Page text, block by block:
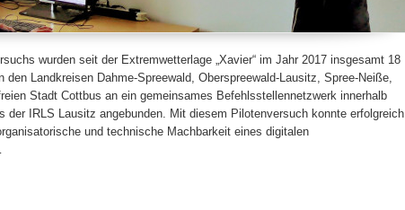
wurden seit der Extremwetterlage „Xavier“ im Jahr 2017 insgesamt 18
Landkreisen Dahme-Spreewald, Oberspreewald-Lausitz, Spree-Neiße,
Stadt Cottbus an ein gemeinsames Befehlsstellennetzwerk innerhalb
der IRLS Lausitz angebunden. Mit diesem Pilotenversuch konnte erfolgreich
und technische Machbarkeit eines digitalen